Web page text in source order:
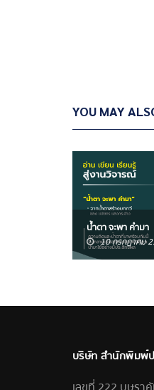
YOU MAY
น้ำตา จะพา คำมา
10 กรกฎาคม
บริษัท สำนักพิมพ์